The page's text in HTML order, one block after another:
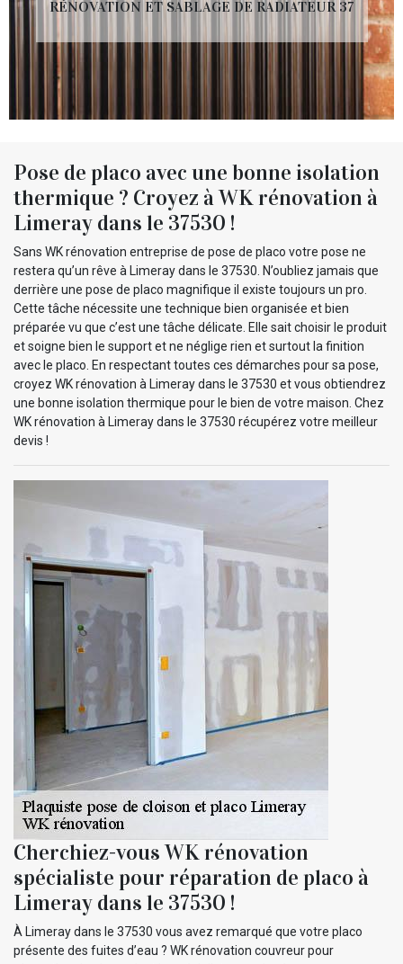
RÉNOVATION ET SABLAGE DE RADIATEUR 37
Pose de placo avec une bonne isolation
thermique ? Croyez à WK rénovation à
Limeray dans le 37530 !
Sans WK rénovation entreprise de pose de placo votre pose ne
restera qu’un rêve à Limeray dans le 37530. N’oubliez jamais que
derrière une pose de placo magnifique il existe toujours un pro.
Cette tâche nécessite une technique bien organisée et bien
préparée vu que c’est une tâche délicate. Elle sait choisir le produit
et soigne bien le support et ne néglige rien et surtout la finition
avec le placo. En respectant toutes ces démarches pour sa pose,
croyez WK rénovation à Limeray dans le 37530 et vous obtiendrez
une bonne isolation thermique pour le bien de votre maison. Chez
WK rénovation à Limeray dans le 37530 récupérez votre meilleur
devis !
Cherchiez-vous WK rénovation
spécialiste pour réparation de placo à
Limeray dans le 37530 !
À Limeray dans le 37530 vous avez remarqué que votre placo
présente des fuites d’eau ? WK rénovation couvreur pour